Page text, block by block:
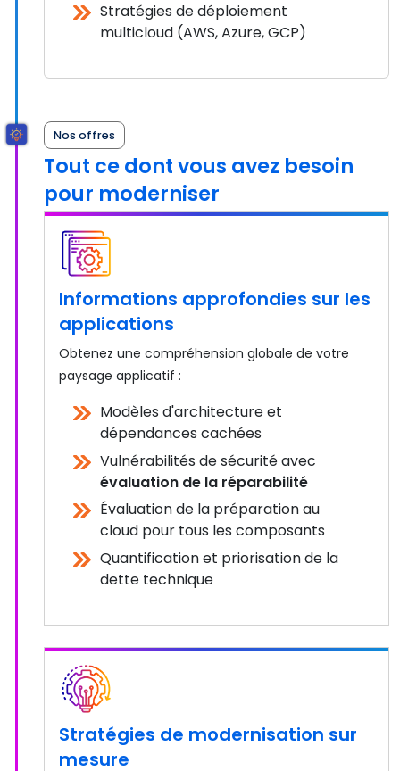
Stratégies de déploiement
multicloud (AWS, Azure, GCP)
Nos offres
Tout ce dont vous avez besoin
pour moderniser
Informations approfondies sur les
applications
Obtenez une compréhension globale de votre
paysage applicatif :
Modèles d'architecture et
dépendances cachées
Vulnérabilités de sécurité avec
évaluation de la réparabilité
Évaluation de la préparation au
cloud pour tous les composants
Quantification et priorisation de la
dette technique
Stratégies de modernisation sur
mesure